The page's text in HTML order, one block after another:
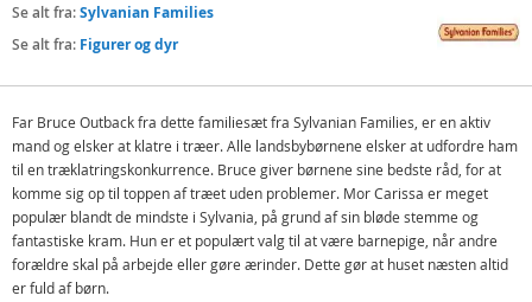
Se alt fra:Sylvanian Families
Se alt fra: Figurer og dyr
Far Bruce Outback fra dette familiesæt fra Sylvanian Families, er en aktiv
mand og elsker at klatre i træer. Alle landsbybørnene elsker at udfordre ham
til en træklatringskonkurrence. Bruce giver børnene sine bedste råd, for at
komme sig op til toppen af træet uden problemer. Mor Carissa er meget
populær blandt de mindste i Sylvania, på grund af sin bløde stemme og
fantastiske kram. Hun er et populært valg til at være barnepige, når andre
forældre skal på arbejde eller gøre ærinder. Dette gør at huset næsten altid
er fuld af børn.